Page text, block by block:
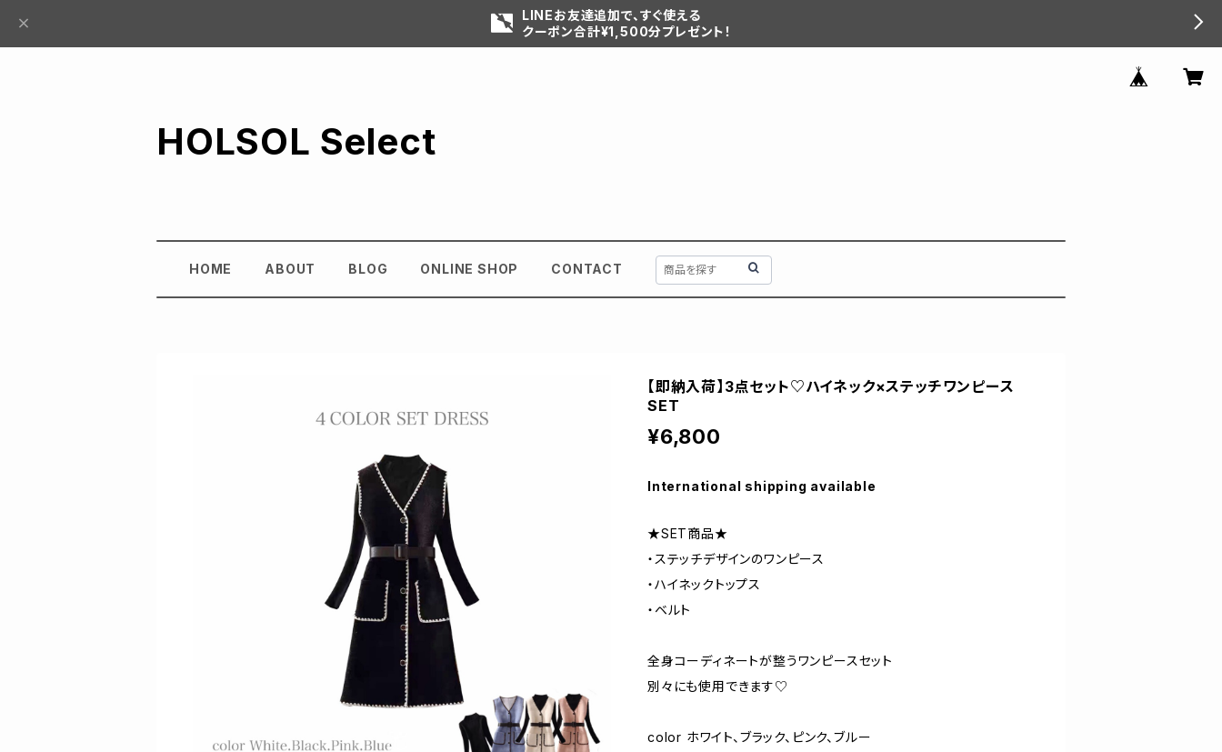
LINEお友達追加で、すぐ使える
クーポン合計¥1,500分プレゼント！
HOLSOL Select
HOME ABOUT BLOG ONLINE SHOP CONTACT
【即納入荷】3点セット♡ハイネック×ステッチワンピース
SET
¥6,800
International shipping available
★SET商品★
・ステッチデザインのワンピース
・ハイネックトップス
・ベルト
全身コーディネートが整うワンピースセット
別々にも使用できます♡
color ホワイト、ブラック、ピンク、ブルー